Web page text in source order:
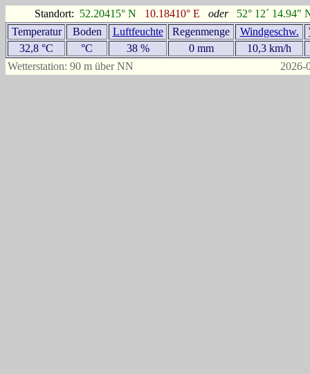
Standort: 52.20415° N 10.18410° E oder
52° 12´ 14.94"
Temperatur
Boden Luftfeuchte Regenmenge Windgeschw.
32,8 °C
°C 38 % 0 mm
10,3 km/h
Wetterstation: 90 m über NN
2026-